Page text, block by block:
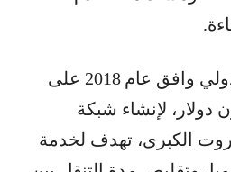
يشار إلى أن البنك الدولي وافق عام 2018 على
295 مليون دولار، لإنشاء شبكة
الكبرى، تهدف لخدمة